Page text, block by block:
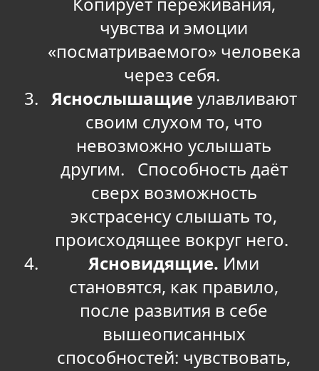
чувства и эмоции
«посматриваемого» человека
через себя.
Яснослышащиеулавливают
своим слухом то, что
невозможно услышать
другим. Способность даёт
сверх возможность
экстрасенсу слышать то,
происходящее вокруг него.
Ясновидящие. Ими
становятся, как правило,
после развития в себе
вышеописанных
способностей: чувствовать,